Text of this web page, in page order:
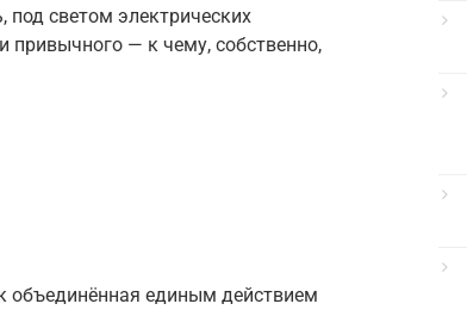
под светом электрических
привычного — к чему, собственно,
объединённая единым действием